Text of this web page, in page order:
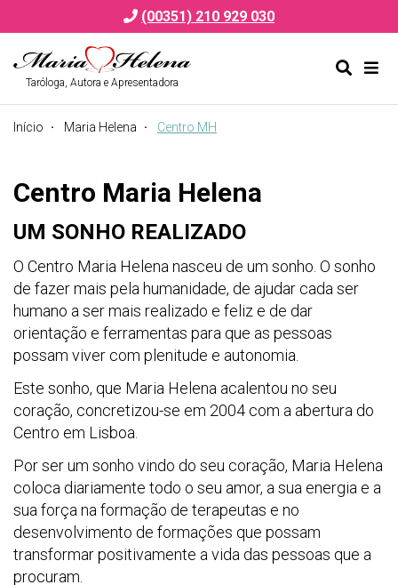
(00351) 210 929 030
Taróloga, Autora e Apresentadora
Início Maria Helena Centro MH
Centro Maria Helena
UM SONHO REALIZADO
O Centro Maria Helena nasceu de um sonho. O sonho
de fazer mais pela humanidade, de ajudar cada ser
humano a ser mais realizado e feliz e de dar
orientação e ferramentas para que as pessoas
possam viver com plenitude e autonomia.
Este sonho, que Maria Helena acalentou no seu
coração, concretizou-se em 2004 com a abertura do
Centro em Lisboa.
Por ser um sonho vindo do seu coração, Maria Helena
coloca diariamente todo o seu amor, a sua energia e a
sua força na formação de terapeutas e no
desenvolvimento de formações que possam
transformar positivamente a vida das pessoas que a
procuram.